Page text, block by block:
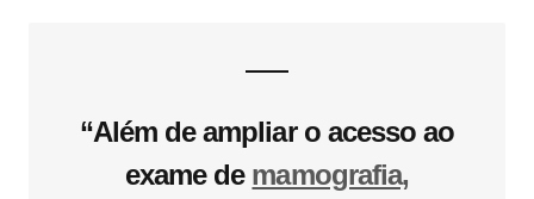
“Além de ampliar o acesso ao
exame de mamografia,